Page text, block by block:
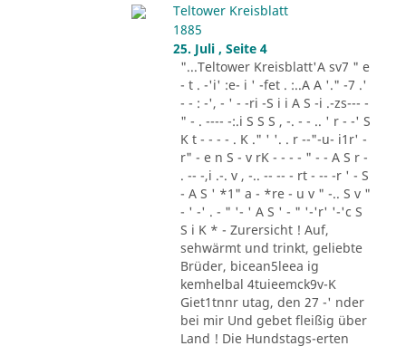
Teltower Kreisblatt
1885
25. Juli , Seite 4
"...Teltower Kreisblatt'A sv7 " e
- t . -'i' :e- i ' -fet . :..A A '." -7 .'
- - : -', - ' - -ri -S i i A S -i .-zs--- -
" - . ---- -:.i S S S , -. - - .. ' r - -' S
K t - - - - . K ." ' '. . r --"-u- i1r' -
r" - e n S - v rK - - - - " - - A S r -
. -- -,i .-. v , -.. -- -- - rt - -- -r ' - S
- A S ' *1" a - *re - u v " -.. S v "
- ' -' . - " '- ' A S ' - " '-'r' '-'c S
S i K * - Zurersicht ! Auf,
sehwärmt und trinkt, geliebte
Brüder, bicean5leea ig
kemhelbal 4tuieemck9v-K
Giet1tnnr utag, den 27 -' nder
bei mir Und gebet fleißig über
Land ! Die Hundstags-erten